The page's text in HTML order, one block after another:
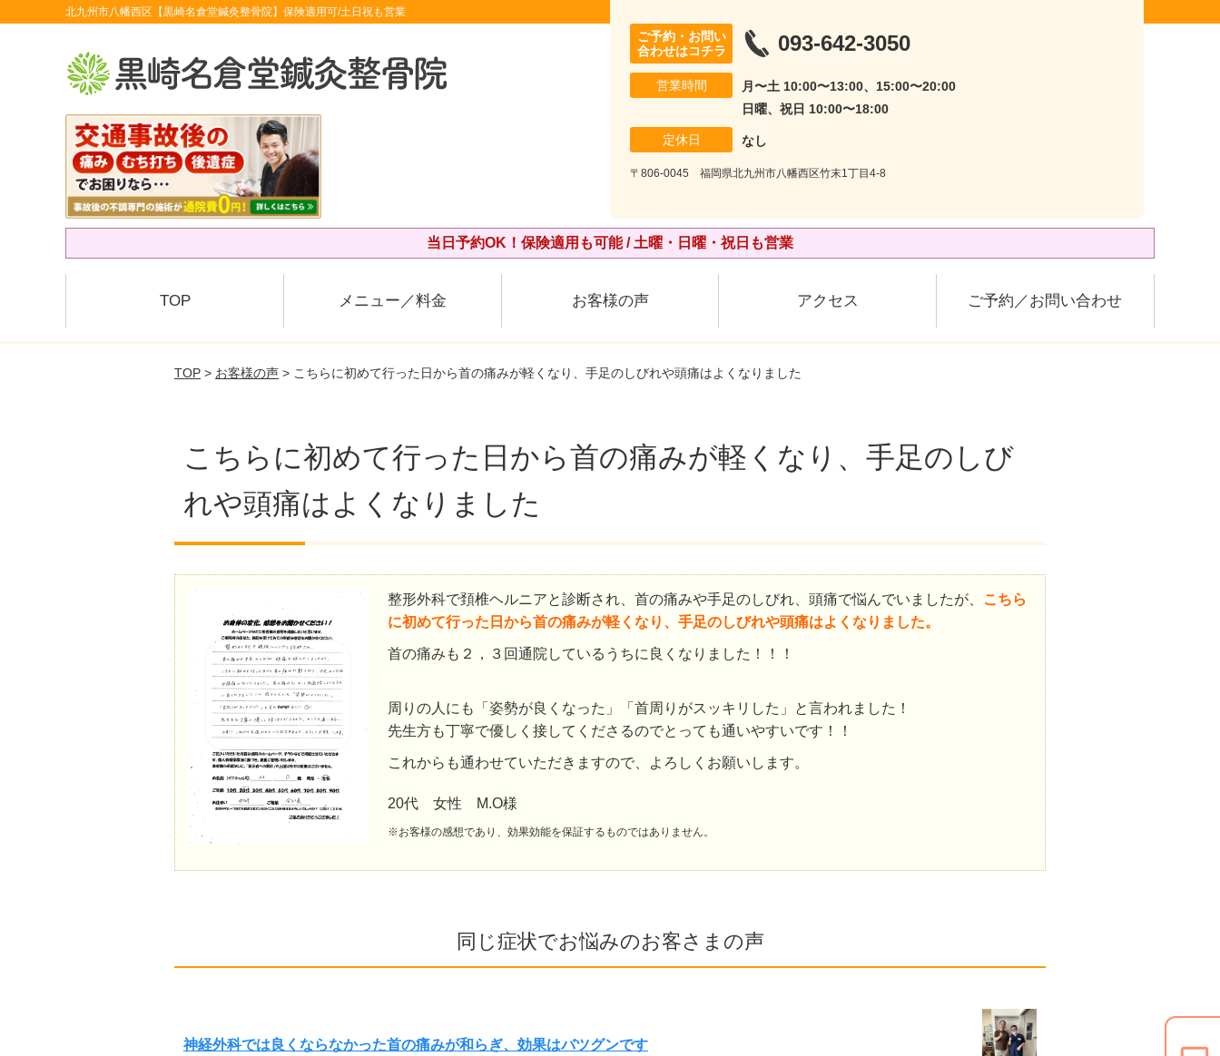
北九州市八幡西区【黒崎名倉堂鍼灸整骨院】保険適用可/土日祝も営業
ご予約・お問い
合わせはコチラ
093-642-3050
営業時間
月〜土 10:00〜13:00、15:00〜20:00
日曜、祝日 10:00〜18:00
定休日 なし
〒806-0045 福岡県北九州市八幡西区竹末1丁目4-8
当日予約OK！保険適用も可能 / 土曜・日曜・祝日も営業
TOP メニュー／料金 お客様の声 アクセス ご予約／お問い合わせ
TOP > お客様の声 > こちらに初めて行った日から首の痛みが軽くなり、手足のしびれや頭痛はよくなりました
こちらに初めて行った日から首の痛みが軽くなり、手足のしび
れや頭痛はよくなりました
整形外科で頚椎ヘルニアと診断され、首の痛みや手足のしびれ、頭痛で悩んでいましたが、
こちら
に初めて行った日から首の痛みが軽くなり、手足のしびれや頭痛はよくなりました。
首の痛みも２，３回通院しているうちに良くなりました！！！
周りの人にも「姿勢が良くなった」「首周りがスッキリした」と言われました！
先生方も丁寧で優しく接してくださるのでとっても通いやすいです！！
これからも通わせていただきますので、よろしくお願いします。
20代 女性 M.O様
※お客様の感想であり、効果効能を保証するものではありません。
同じ症状でお悩みのお客さまの声
神経外科では良くならなかった首の痛みが和らぎ、効果はバツグンです